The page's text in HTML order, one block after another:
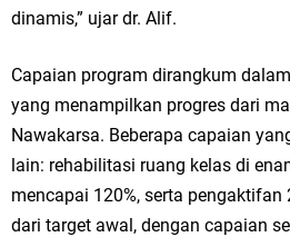
Reses Anggota DPRD Jabar M. Rizky di
Aspirasi Petani dan Warga
Hari Jadi Pertama PHIGMA: Advokat
Jakarta
dinamis,” ujar dr. Alif.
Capaian program dirangkum
yang menampilkan progres dari
Nawakarsa. Beberapa capaian
lain: rehabilitasi ruang kelas di
mencapai 120%, serta
dari target awal, dengan capaian